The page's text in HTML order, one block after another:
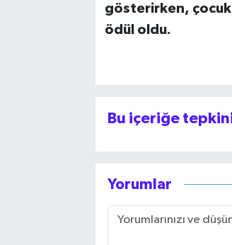
gösterirken,
ödül oldu.
Bu içeriğe
Yorumlar